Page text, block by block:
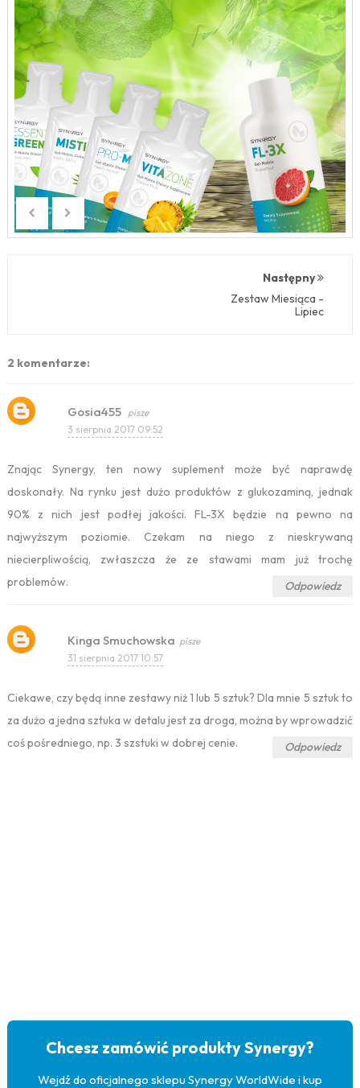
Następny
Zestaw Miesiąca -
Lipiec
2 komentarze:
Gosia455
3 sierpnia 2017 09:52
Znając Synergy, ten nowy suplement może być naprawdę
doskonały. Na rynku jest dużo produktów z glukozaminą, jednak
90% z nich jest podłej jakości. FL-3X będzie na pewno na
najwyższym poziomie. Czekam na niego z nieskrywaną
niecierpliwością, zwłaszcza że ze stawami mam już trochę
problemów.
Odpowiedz
Kinga Smuchowska
31 sierpnia 2017 10:57
Ciekawe, czy będą inne zestawy niż 1 lub 5 sztuk? Dla mnie 5 sztuk to
za dużo a jedna sztuka w detalu jest za droga, można by wprowadzić
coś pośredniego, np. 3 szstuki w dobrej cenie.
Odpowiedz
Chcesz zamówić produkty Synergy?
Wejdź do oficjalnego sklepu Synergy WorldWide i kup